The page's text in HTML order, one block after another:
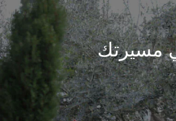
مسيرتك